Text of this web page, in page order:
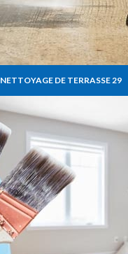
NETTOYAGE DE TERRASSE 29